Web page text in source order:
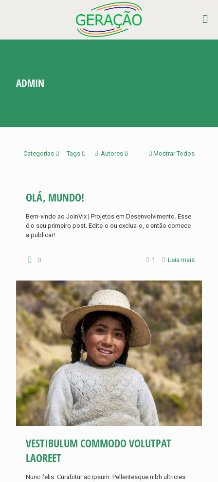
ADMIN
Categorias Tags Autores Mostrar Todos
OLÁ, MUNDO!
Bem-vindo ao JoinVix | Projetos em Desenvolvimento. Esse
é o seu primeiro post. Edite-o ou exclua-o, e então comece
a publicar!
0 1 Leia mais
VESTIBULUM COMMODO VOLUTPAT
LAOREET
Nunc felis. Curabitur ac ipsum. Pellentesque nibh ultricies